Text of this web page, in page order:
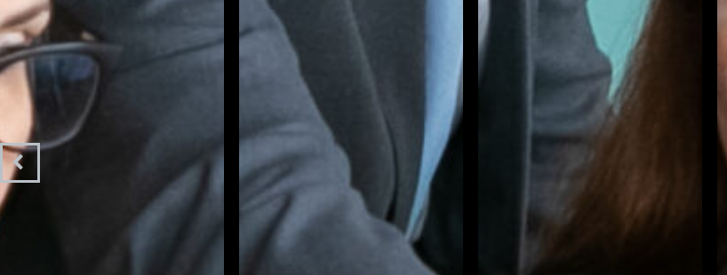
NUESTRA PERSPECTIVA
Trabajamos para garantizar una óptima implementación